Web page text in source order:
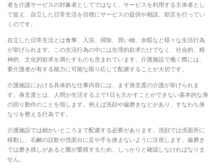
者を介護サービスの対象者としてではなく、サービスを利用する主体者とし
て捉え、自立した日常生活を目標にサービスの提供や相談、助言を行ってい
くのです。
自立した日常生活とは食事、入浴、掃除、買い物、余暇など様々な生活行為
が挙げられます。この生活行為の中には生理的欲求だけでなく、社会的、精
神的、文化的欲求を満たすものも含まれています。介護施設で働く際には、
要介護者が有する能力に可能な限り応じて配慮することが大切です。
介護施設における具体的な仕事内容には、まず身支度の介護が挙げられま
す。身支度とは、人間が生活する上で1日も欠かすことができない基本的な身
の回り動作のことを指します。例えば洗顔や歯磨きなどがあり、すなわち身
なりを整える行為です。
介護施設では細かいところまで配慮する必要があります。洗顔では洗面所に
移動し、石鹸の誤飲や洗面台に足や手を挟まないように注視します。歯磨き
では磨き残しがあると菌が繁殖するため、しっかりと確認しなければなりま
せん。